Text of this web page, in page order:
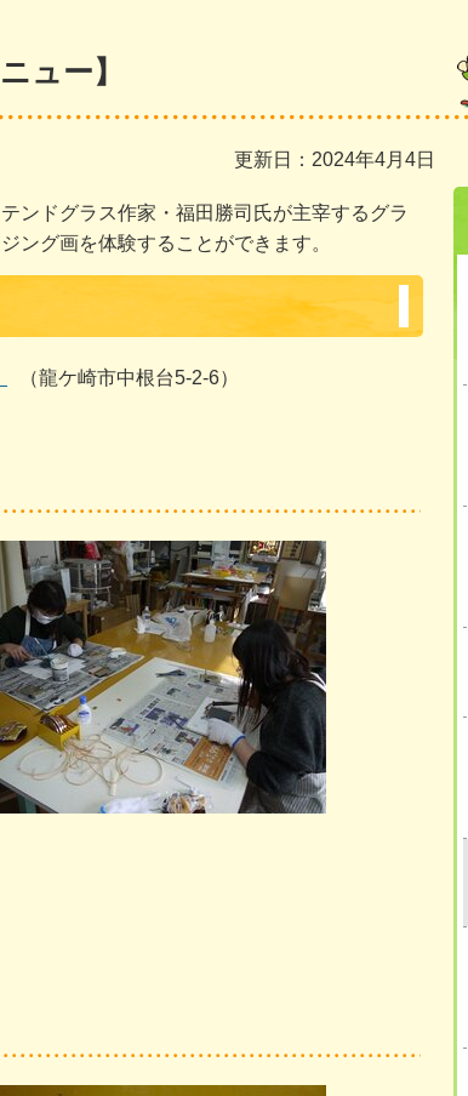
ュー】
更新日：2024年4月4日
ンドグラス作家・福田勝司氏が主宰するグラ
ング画を体験することができます。
（龍ケ崎市中根台5-2-6）